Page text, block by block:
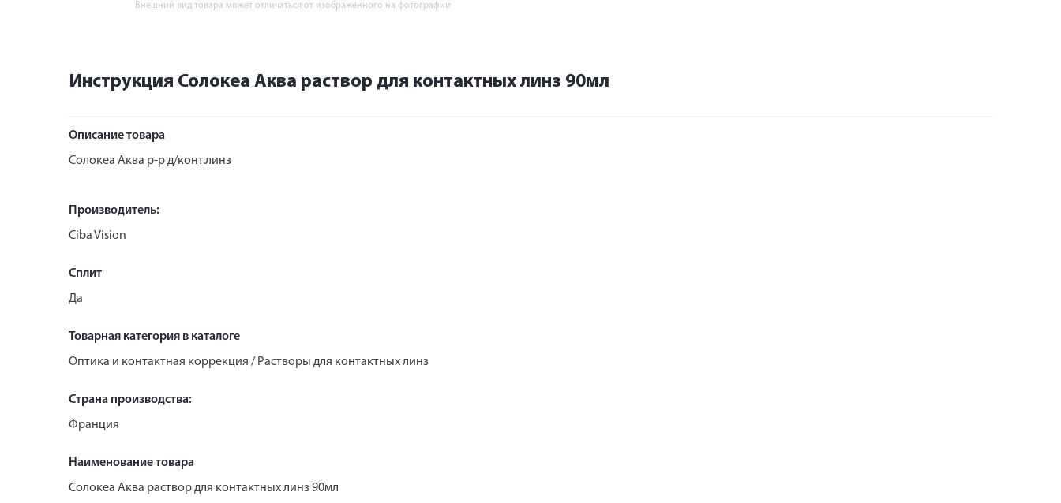
Внешний вид товара может отличаться от изображённого на фотографии
Инструкция Солокеа Аква раствор для контактных линз 90мл
Описание товара
Солокеа Аква р-р д/конт.линз
Производитель:
Ciba Vision
Сплит
Да
Товарная категория в каталоге
Оптика и контактная коррекция / Растворы для контактных линз
Страна производства:
Франция
Наименование товара
Солокеа Аква раствор для контактных линз 90мл